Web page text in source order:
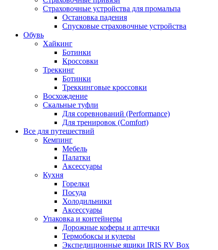
Страховочные устройства для промальпа
Остановка падения
Спусковые страховочные устройства
Обувь
Хайкинг
Ботинки
Кроссовки
Треккинг
Ботинки
Треккинговые кроссовки
Восхождение
Скальные туфли
Для соревнований (Performance)
Для тренировок (Comfort)
Все для путешествий
Кемпинг
Мебель
Палатки
Аксессуары
Кухня
Горелки
Посуда
Холодильники
Аксессуары
Упаковка и контейнеры
Дорожные коферы и аптечки
Термобоксы и кулеры
Экспедиционные ящики IRIS RV Box